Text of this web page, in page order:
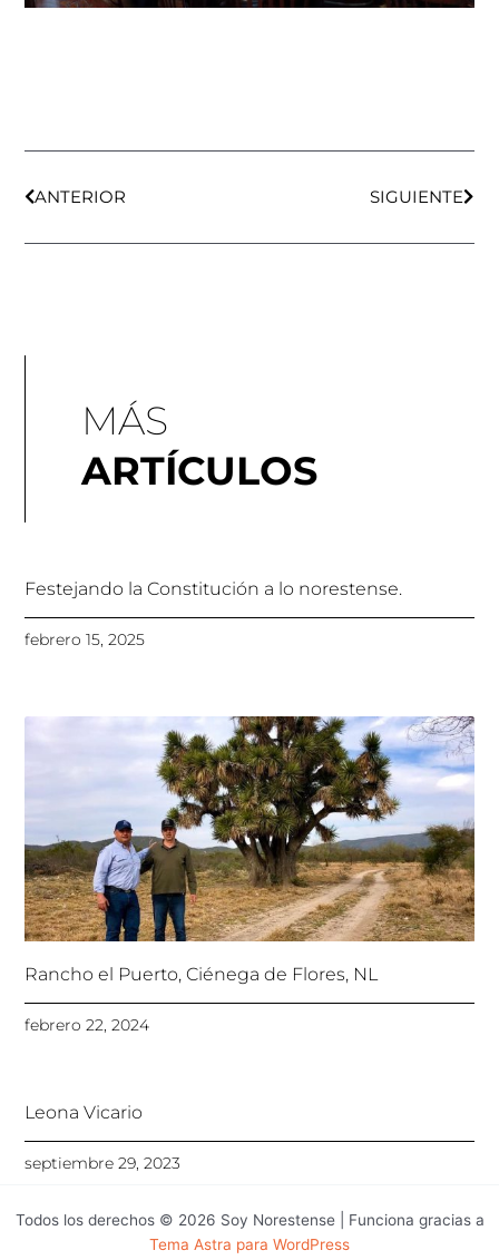
ANTERIOR
SIGUIENTE
MÁS
ARTÍCULOS
Festejando la Constitución a lo norestense.
febrero 15, 2025
Rancho el Puerto, Ciénega de Flores, NL
febrero 22, 2024
Leona Vicario
septiembre 29, 2023
Todos los derechos © 2026 Soy Norestense | Funciona gracias a
Tema Astra para WordPress